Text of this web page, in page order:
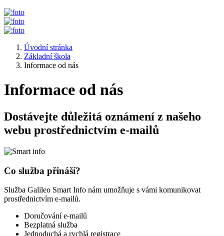
Úvodní stránka
Základní škola
Informace od nás
Informace od nás
Dostávejte důležitá oznámení z našeho
webu prostřednictvím e-mailů
Co služba přináší?
Služba Galileo Smart Info nám umožňuje s vámi komunikovat
prostřednictvím e-mailů.
Doručování e-mailů
Bezplatná služba
Jednoduchá a rychlá registrace